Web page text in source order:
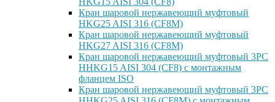
Кран шаровой нержавеющий муфтовый
HKG25 AISI 316 (CF8M)
Кран шаровой нержавеющий муфтовый
HKG27 AISI 316 (CF8M)
Кран шаровой нержавеющий муфтовый 3PC
HHKG15 AISI 304 (CF8) с монтажным
фланцем ISO
Кран шаровой нержавеющий муфтовый 3PC